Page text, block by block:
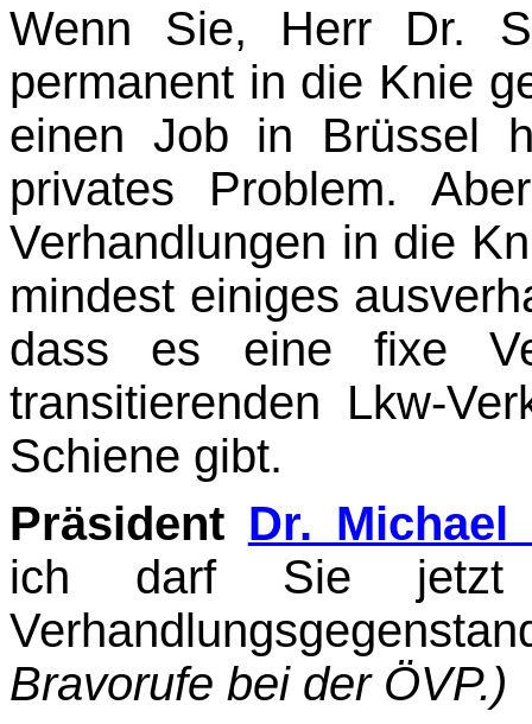
Wenn Sie, Herr Dr.
permanent in die Knie
einen Job in Brüssel
privates Problem.
Verhandlungen in die
mindest einiges
dass es eine fixe
transitierenden Lkw-
Schiene gibt.
Präsident Dr. Michael
ich darf Sie jetzt
Bravorufe bei der ÖVP.)